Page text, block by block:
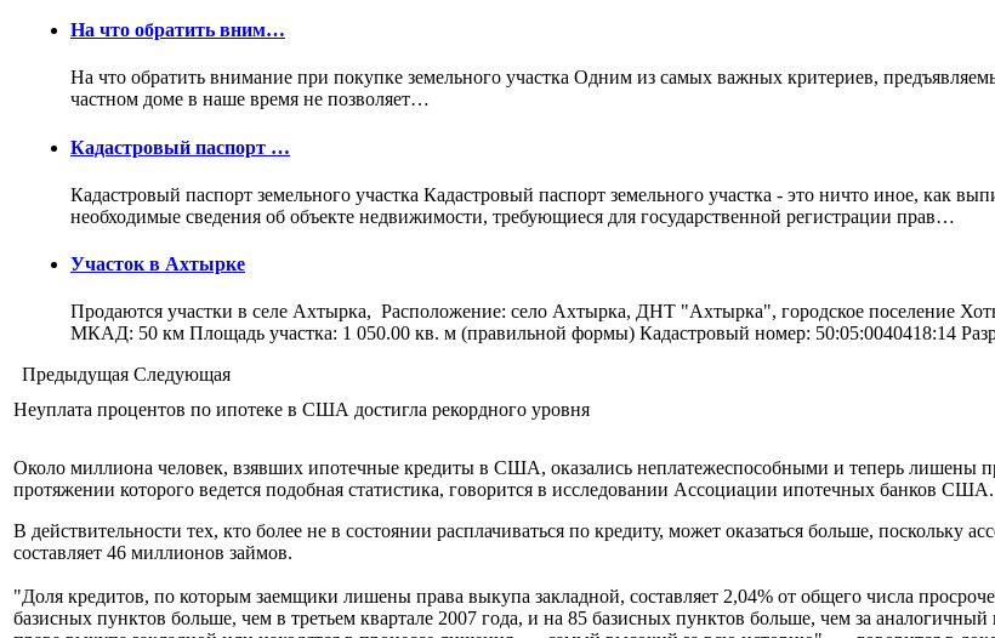
На что обратить вним…
На что обратить внимание при покупке земельного участка Одним из самых важных критериев,
частном доме в наше время не позволяет…
Кадастровый паспорт …
Кадастровый паспорт земельного участка Кадастровый паспорт земельного участка - это ничто иное, как
необходимые сведения об объекте недвижимости, требующиеся для государственной регистрации прав…
Участок в Ахтырке
Продаются участки в селе Ахтырка, Расположение: село Ахтырка, ДНТ "Ахтырка", городское поселение
МКАД: 50 км Площадь участка: 1 050.00 кв. м (правильной формы) Кадастровый номер: 50:05:0040418:14
Предыдущая Следующая
Неуплата процентов по ипотеке в США достигла рекордного уровня
Около миллиона человек, взявших ипотечные кредиты в США, оказались неплатежеспособными и теперь лишены
протяжении которого ведется подобная статистика, говорится в исследовании Ассоциации ипотечных банков США.
В действительности тех, кто более не в состоянии расплачиваться по кредиту, может оказаться больше, поскольку
составляет 46 миллионов займов.
"Доля кредитов, по которым заемщики лишены права выкупа закладной, составляет 2,04% от общего числа
базисных пунктов больше, чем в третьем квартале 2007 года, и на 85 базисных пунктов больше, чем за